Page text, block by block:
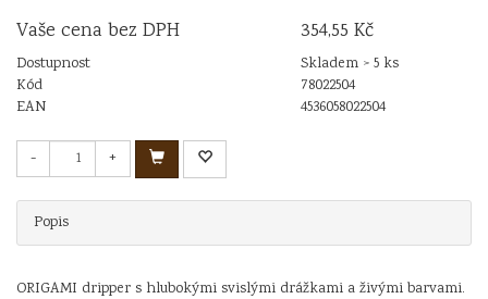
Vaše cena bez DPH
354,55 Kč
Dostupnost
Skladem > 5 ks
Kód
78022504
EAN
4536058022504
- +
Popis
ORIGAMI dripper s hlubokými svislými drážkami a živými barvami.